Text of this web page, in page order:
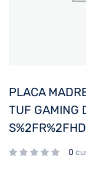
PLACA
TUF GAMING
0